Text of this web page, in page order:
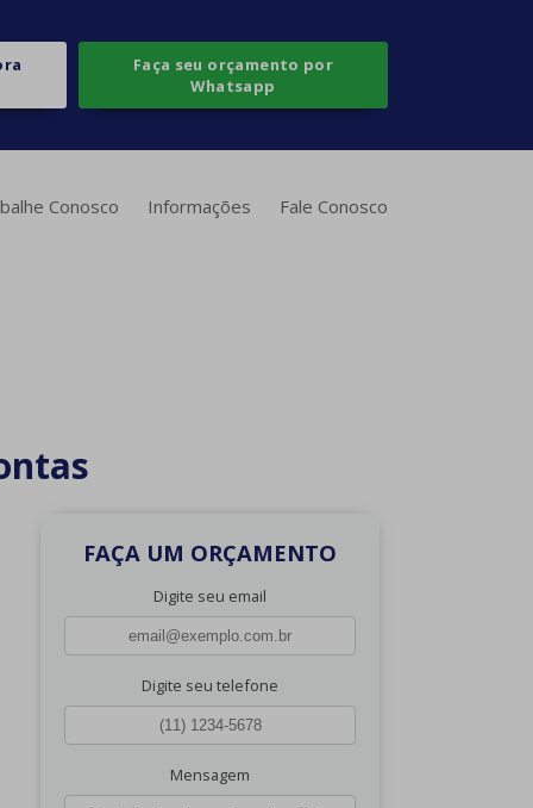
Faça seu orçamento por
Whatsapp
Conosco Informações Fale Conosco
FAÇA UM ORÇAMENTO
Digite seu email
Digite seu telefone
Mensagem